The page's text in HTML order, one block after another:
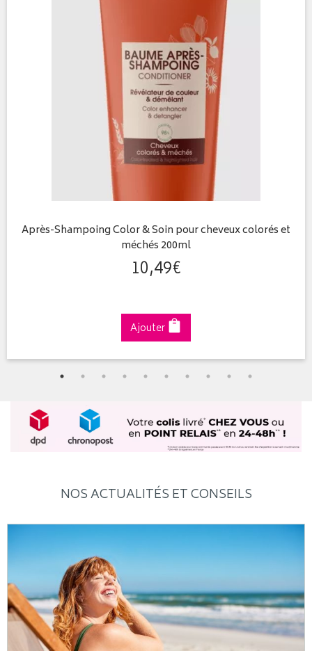
Après-Shampoing Color & Soin pour cheveux colorés et
méchés 200ml
10,49€
Ajouter
NOS ACTUALITÉS ET CONSEILS